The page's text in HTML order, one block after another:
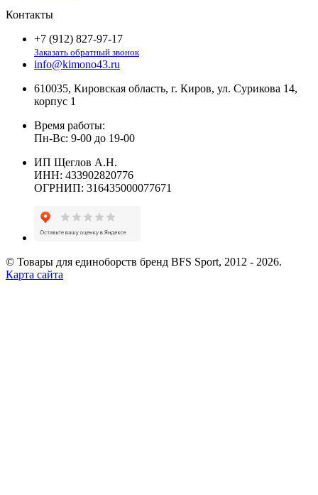
Контакты
+7 (912) 827-97-17
Заказать обратный звонок
info@kimono43.ru
610035, Кировская область, г. Киров, ул. Сурикова 14,
корпус 1
Время работы:
Пн-Вс: 9-00 до 19-00
ИП Щеглов А.Н.
ИНН: 433902820776
ОГРНИП: 316435000077671
© Товары для единоборств бренд BFS Sport, 2012 - 2026.
Карта сайта